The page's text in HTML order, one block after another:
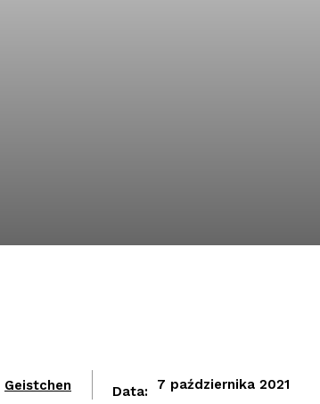
Geistchen Data: 7 października 2021